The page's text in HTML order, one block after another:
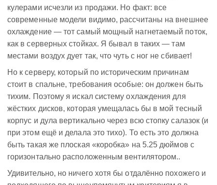
кулерами исчезли из продажи. Но факт: все
современные модели видимо, рассчитаны на внешнее
охлаждение — тот самый мощный нагнетаемый поток,
как в серверных стойках. Я бывал в таких — там
местами воздух дует так, что чуть с ног не сбивает!
Но к серверу, который по историческим причинам
стоит в спальне, требования особые: он должен быть
тихим. Поэтому я искал систему охлаждения для
жёстких дисков, которая умещалась бы в мой тесный
корпус и дула вертикально через всю стопку салазок (и
при этом ещё и делала это тихо). То есть это должна
быть такая же плоская «коробка» на 5.25 дюймов с
горизонтально расположенным вентилятором..
Удивительно, но ничего хотя бы отдалённо похожего и